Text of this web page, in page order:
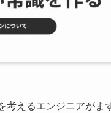
考えるエンジニアが